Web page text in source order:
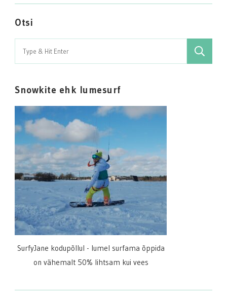
Otsi
Search
for:
Snowkite ehk lumesurf
SurfyJane kodupõllul - lumel surfama õppida
on vähemalt 50% lihtsam kui vees